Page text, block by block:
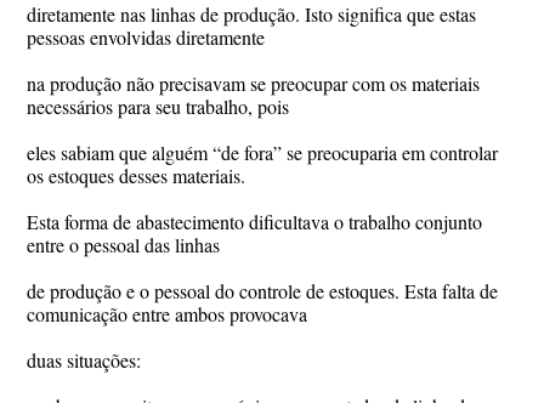
diretamente nas linhas de produção. Isto significa que estas
pessoas envolvidas diretamente
na produção não precisavam se preocupar com os materiais
necessários para seu trabalho, pois
eles sabiam que alguém “de fora” se preocuparia em controlar
os estoques desses materiais.
Esta forma de abastecimento dificultava o trabalho conjunto
entre o pessoal das linhas
de produção e o pessoal do controle de estoques. Esta falta de
comunicação entre ambos provocava
duas situações: